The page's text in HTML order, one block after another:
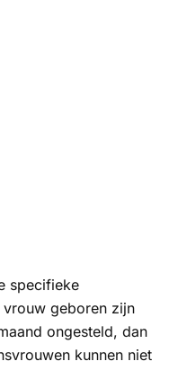
specifieke
geboren zijn
ongesteld, dan
kunnen niet